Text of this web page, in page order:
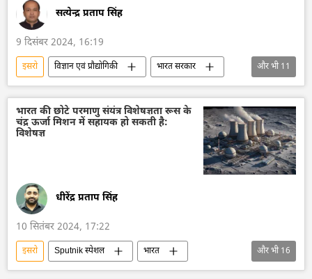
सत्येन्द्र प्रताप सिंह
9 दिसंबर 2024, 16:19
इसरो विज्ञान एवं प्रौद्योगिकी
भारत सरकार
भारत
भारत का विकास
भारतीय नौसेना
गगनयान
अंतरिक्ष
अंतरिक्ष अनुसंधान
अंतरिक्ष उद्योग
मौसम
और भी11
भारत की छोटे परमाणु संयंत्र विशेषज्ञता रूस के
चंद्र ऊर्जा मिशन में सहायक हो सकती है:
विशेषज्ञ
धीरेंद्र प्रताप सिंह
10 सितंबर 2024, 17:22
इसरो Sputnik स्पेशल
भारत
भारत सरकार
भारत का विकास
दिल्ली
और भी16